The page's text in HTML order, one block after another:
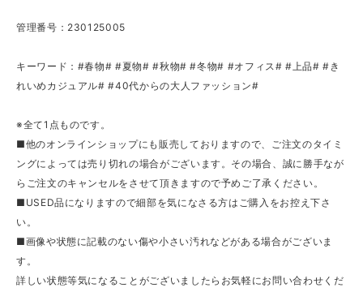
管理番号：230125005
キーワード：#春物# #夏物# #秋物# #冬物# #オフィス# #上品# #き
れいめカジュアル# #40代からの大人ファッション#
※全て1点ものです。
■他のオンラインショップにも販売しておりますので、ご注文のタイミ
ングによっては売り切れの場合がございます。その場合、誠に勝手なが
らご注文のキャンセルをさせて頂きますので予めご了承ください。
■USED品になりますので細部を気になさる方はご購入をお控え下さ
い。
■画像や状態に記載のない傷や小さい汚れなどがある場合がございま
す。
詳しい状態等気になることがございましたらお気軽にお問い合わせくだ